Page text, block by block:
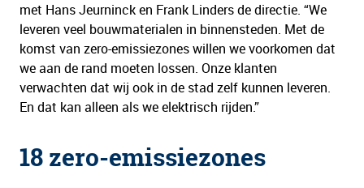
met Hans Jeurninck en Frank Linders de directie. “We
leveren veel bouwmaterialen in binnensteden. Met de
komst van zero-emissiezones willen we voorkomen dat
we aan de rand moeten lossen. Onze klanten
verwachten dat wij ook in de stad zelf kunnen leveren.
En dat kan alleen als we elektrisch rijden.”
18 zero-emissiezones